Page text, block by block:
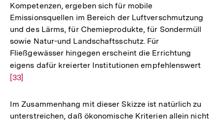
Kompetenzen, ergeben sich für mobile
Emissionsquellen im Bereich der Luftverschmutzung
und des Lärms, für Chemieprodukte, für Sondermüll
sowie Natur-und Landschaftsschutz. Für
Fließgewässer hingegen erscheint die Errichtung
eigens dafür kreierter Institutionen empfehlenswert
[33]
Im Zusammenhang mit dieser Skizze ist natürlich zu
unterstreichen, daß ökonomische Kriterien allein nicht